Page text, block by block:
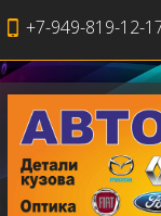
+7-949-819-12-